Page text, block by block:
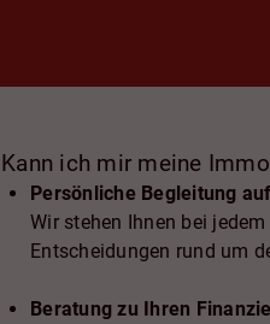
Kann ich mir meine
Persönliche Begleitung
Wir stehen Ihnen bei
Entscheidungen rund um
Beratung zu Ihren